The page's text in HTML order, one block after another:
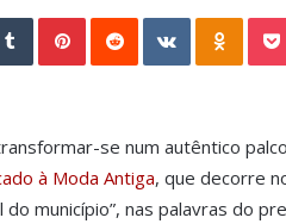
Tumblr VKontakte
se num autêntico
à Moda Antiga, que decorre
município”, nas palavras do